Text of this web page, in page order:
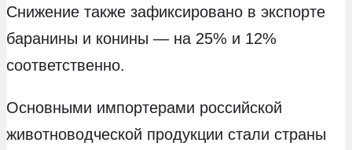
Снижение также зафиксировано в экспорте
баранины и конины — на 25% и 12%
соответственно.
Основными импортерами российской
животноводческой продукции стали страны